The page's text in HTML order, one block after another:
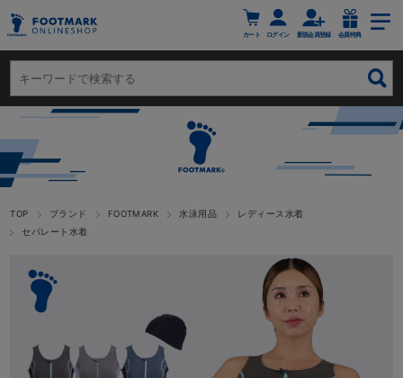
カート ログイン 新規会員登録 会員特典
TOP ブランド FOOTMARK 水泳用品
レディース水着
セパレート水着